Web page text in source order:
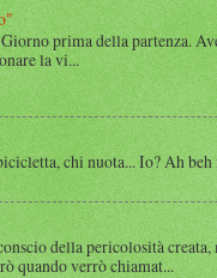
prima della partenza.
la vi...
chi nuota... Io? Ah
della pericolosità creata,
quando verrò chiamat...